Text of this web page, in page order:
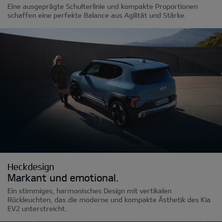
Eine ausgeprägte Schulterlinie und kompakte Proportionen
schaffen eine perfekte Balance aus Agilität und Stärke.
Heckdesign
Markant und emotional.
Ein stimmiges, harmonisches Design mit vertikalen
Rückleuchten, das die moderne und kompakte Ästhetik des Kia
EV2 unterstreicht.